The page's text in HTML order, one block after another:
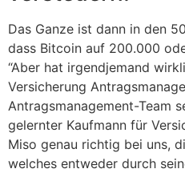
Das Ganze ist dann in den
dass Bitcoin auf 200.000
“Aber hat irgendjemand
Versicherung
Antragsmanagement-Team
gelernter Kaufmann für
Miso genau richtig bei uns,
welches entweder durch